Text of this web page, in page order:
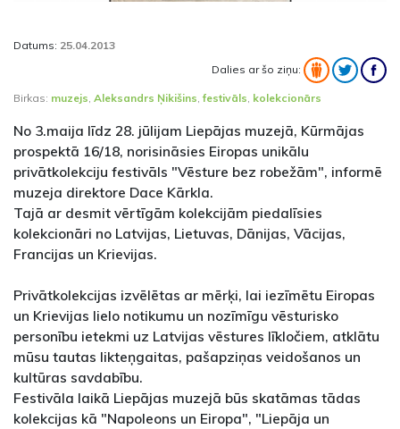
Datums: 25.04.2013
Dalies ar šo ziņu:
Birkas: muzejs, Aleksandrs Ņikišins,festivāls, kolekcionārs
No 3.maija līdz 28. jūlijam Liepājas muzejā, Kūrmājas
prospektā 16/18, norisināsies Eiropas unikālu
privātkolekciju festivāls "Vēsture bez robežām", informē
muzeja direktore Dace Kārkla.
Tajā ar desmit vērtīgām kolekcijām piedalīsies
kolekcionāri no Latvijas, Lietuvas, Dānijas, Vācijas,
Francijas un Krievijas.
Privātkolekcijas izvēlētas ar mērķi, lai iezīmētu Eiropas
un Krievijas lielo notikumu un nozīmīgu vēsturisko
personību ietekmi uz Latvijas vēstures līkločiem, atklātu
mūsu tautas likteņgaitas, pašapziņas veidošanos un
kultūras savdabību.
Festivāla laikā Liepājas muzejā būs skatāmas tādas
kolekcijas kā "Napoleons un Eiropa", "Liepāja un